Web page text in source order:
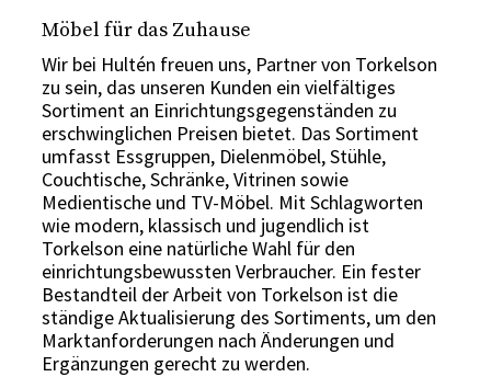
Möbel für das Zuhause
Wir bei Hultén freuen uns, Partner von Torkelson
zu sein, das unseren Kunden ein vielfältiges
Sortiment an Einrichtungsgegenständen zu
erschwinglichen Preisen bietet. Das Sortiment
umfasst Essgruppen, Dielenmöbel, Stühle,
Couchtische, Schränke, Vitrinen sowie
Medientische und TV-Möbel. Mit Schlagworten
wie modern, klassisch und jugendlich ist
Torkelson eine natürliche Wahl für den
einrichtungsbewussten Verbraucher. Ein fester
Bestandteil der Arbeit von Torkelson ist die
ständige Aktualisierung des Sortiments, um den
Marktanforderungen nach Änderungen und
Ergänzungen gerecht zu werden.